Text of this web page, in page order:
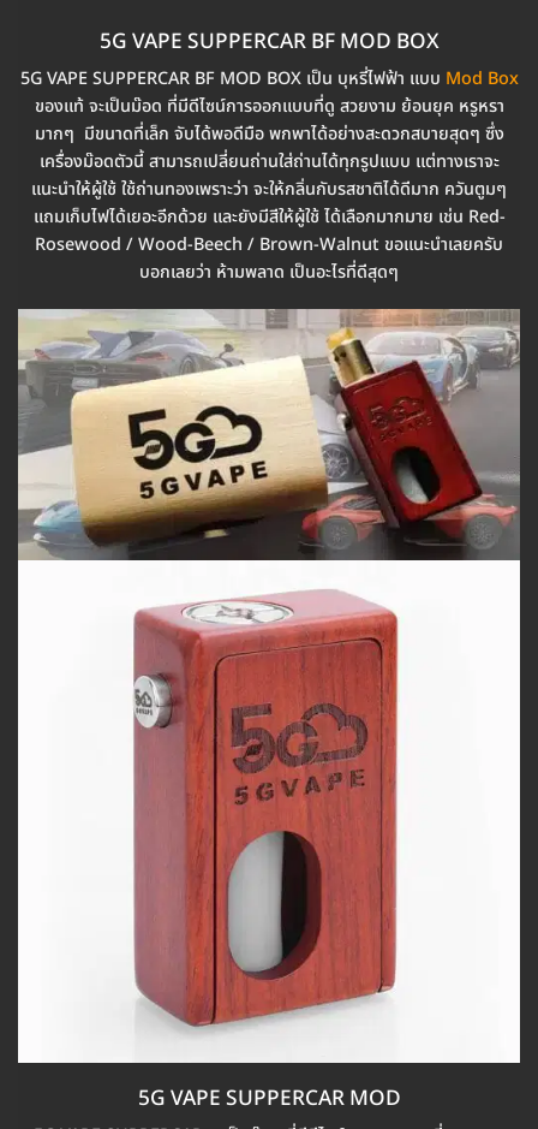
5G VAPE SUPPERCAR BF MOD BOX
5G VAPE SUPPERCAR BF MOD BOX เป็น บุหรี่ไฟฟ้า แบบ Mod Box
ของแท้ จะเป็นม๊อด ที่มีดีไซน์การออกแบบที่ดู สวยงาม ย้อนยุค หรูหรา
มากๆ มีขนาดที่เล็ก จับได้พอดีมือ พกพาได้อย่างสะดวกสบายสุดๆ ซึ่ง
เครื่องม๊อดตัวนี้ สามารถเปลี่ยนถ่านใส่ถ่านได้ทุกรูปแบบ แต่ทางเราจะ
แนะนำให้ผู้ใช้ ใช้ถ่านทองเพราะว่า จะให้กลิ่นกับรสชาติได้ดีมาก ควันตูมๆ
แถมเก็บไฟได้เยอะอีกด้วย และยังมีสีให้ผู้ใช้ ได้เลือกมากมาย เช่น Red-
Rosewood / Wood-Beech / Brown-Walnut ขอแนะนำเลยครับ
บอกเลยว่า ห้ามพลาด เป็นอะไรที่ดีสุดๆ
5G VAPE SUPPERCAR MOD